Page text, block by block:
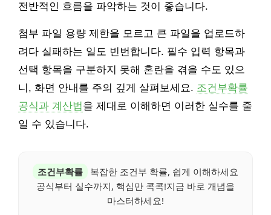
전반적인 흐름을 파악하는 것이 좋습니다.
첨부 파일 용량 제한을 모르고 큰 파일을 업로드하
려다 실패하는 일도 빈번합니다. 필수 입력 항목과
선택 항목을 구분하지 못해 혼란을 겪을 수도 있으
니, 화면 안내를 주의 깊게 살펴보세요. 조건부확률
공식과 계산법을 제대로 이해하면 이러한 실수를 줄
일 수 있습니다.
조건부확률
복잡한 조건부 확률, 쉽게 이해하세요
공식부터 실수까지, 핵심만 콕콕!지금 바로 개념을
마스터하세요!